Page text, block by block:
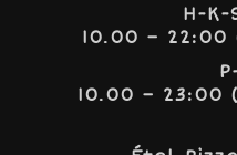
H-K-
10.00 – 22:00
10.00 – 23:00